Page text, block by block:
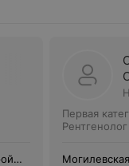
Первая
Рентгенолог